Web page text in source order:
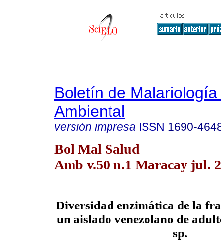
Boletín de
Ambiental
versión impresa ISSN 1690-
Bol Mal Salud
Amb v.50 n.1 Maracay jul.
Diversidad enzimática de la
un aislado venezolano de
sp.